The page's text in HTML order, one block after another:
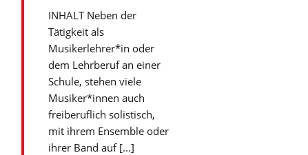
INHALT Neben der
Tätigkeit als
Musikerlehrer*in oder
dem Lehrberuf an einer
Schule, stehen viele
Musiker*innen auch
freiberuflich solistisch,
mit ihrem Ensemble oder
ihrer Band auf [...]